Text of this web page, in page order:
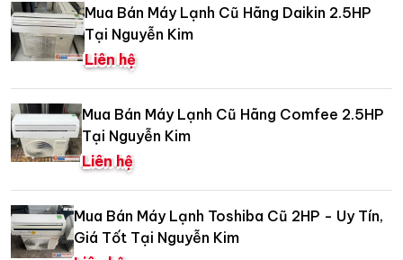
Mua Bán Máy Lạnh Cũ Hãng Daikin 2.5HP
Tại Nguyễn Kim
Liên hệ
Mua Bán Máy Lạnh Cũ Hãng Comfee 2.5HP
Tại Nguyễn Kim
Liên hệ
Mua Bán Máy Lạnh Toshiba Cũ 2HP - Uy Tín,
Giá Tốt Tại Nguyễn Kim